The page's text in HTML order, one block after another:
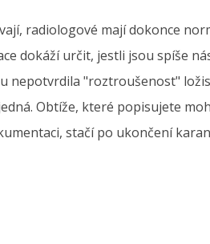
radiologové mají dokonce
dokáží určit, jestli jsou spíše
"roztroušenost"
Obtíže, které popisujete
stačí po ukončení